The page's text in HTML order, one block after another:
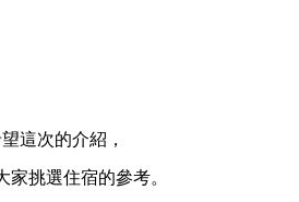
這次的介紹，
家挑選住宿的參考。